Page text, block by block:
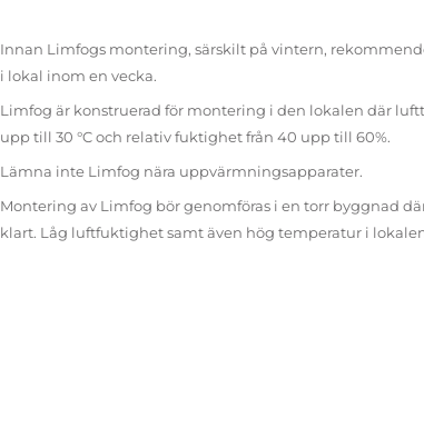
Innan Limfogs montering, särskilt på vintern,
i lokal inom en vecka.
Limfog är konstruerad för montering i den lokalen där
upp till 30 °C och relativ fuktighet från 40 upp till 60%.
Lämna inte Limfog nära uppvärmningsapparater.
Montering av Limfog bör genomföras i en torr byggnad
klart. Låg luftfuktighet samt även hög temperatur i